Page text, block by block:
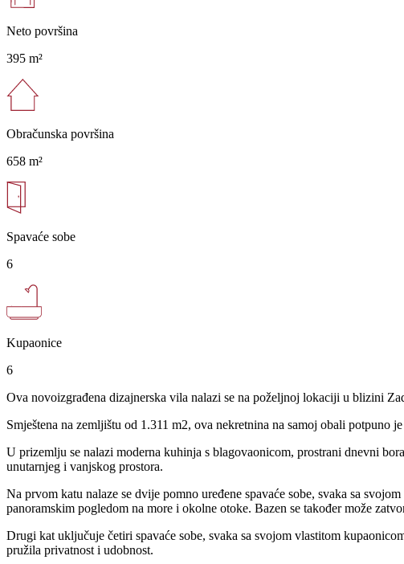
Neto površina
395 m²
Obračunska površina
658 m²
Spavaće sobe
6
Kupaonice
6
Ova novoizgrađena dizajnerska vila nalazi se na poželjnoj lokaciji u blizini
Smještena na zemljištu od 1.311 m2, ova nekretnina na samoj obali potpuno
U prizemlju se nalazi moderna kuhinja s blagovaonicom, prostrani dnevni
unutarnjeg i vanjskog prostora.
Na prvom katu nalaze se dvije pomno uređene spavaće sobe, svaka sa
panoramskim pogledom na more i okolne otoke. Bazen se također može
Drugi kat uključuje četiri spavaće sobe, svaka sa svojom vlastitom
pružila privatnost i udobnost.